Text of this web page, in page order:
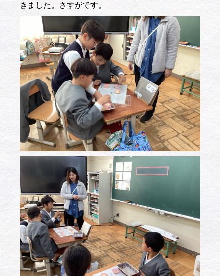
きました。さすがです。